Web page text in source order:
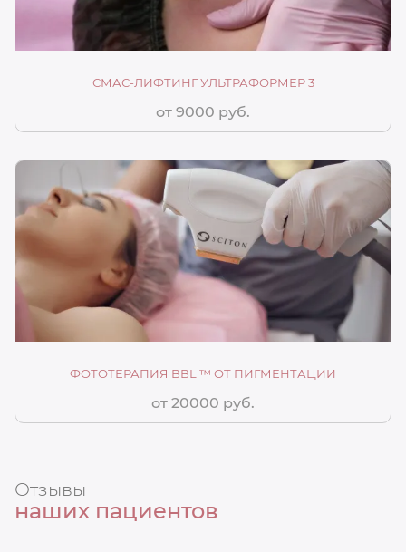
СМАС-ЛИФТИНГ УЛЬТРАФОРМЕР 3
от 9000 руб.
ФОТОТЕРАПИЯ BBL ™ ОТ ПИГМЕНТАЦИИ
от 20000 руб.
Отзывы
наших пациентов